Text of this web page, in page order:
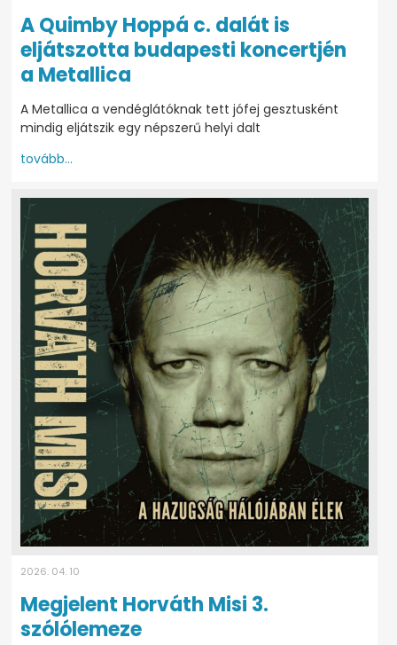
A Quimby Hoppá c. dalát is
eljátszotta budapesti koncertjén
a Metallica
A Metallica a vendéglátóknak tett jófej gesztusként
mindig eljátszik egy népszerű helyi dalt
tovább...
2026. 04. 10
Megjelent Horváth Misi 3.
szólólemeze